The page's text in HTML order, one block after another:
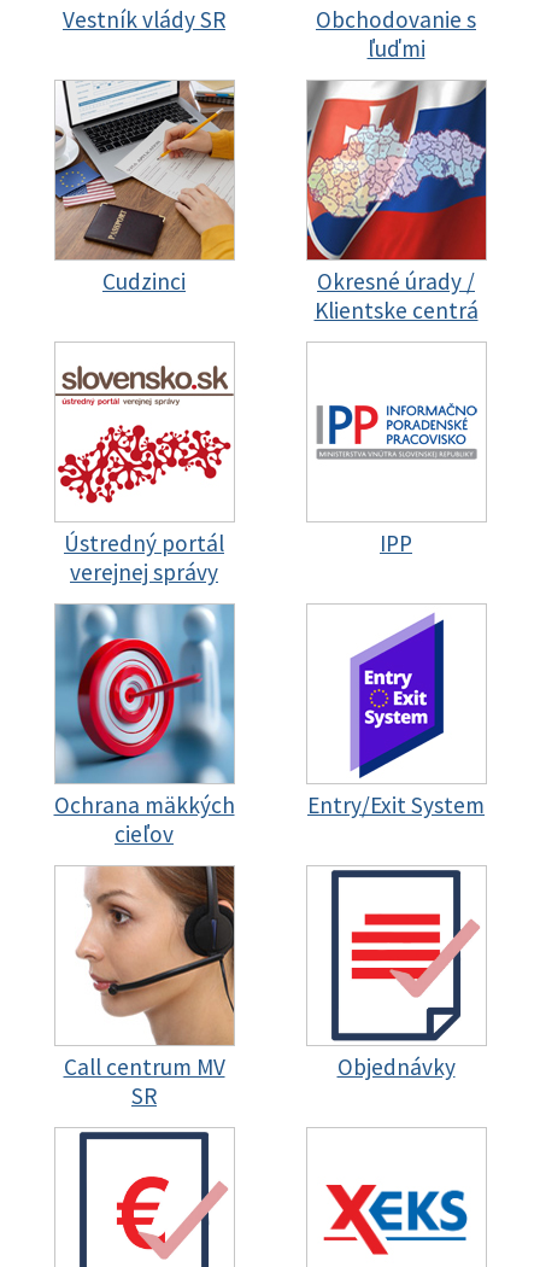
Vestník vlády SR
Obchodovanie s
ľuďmi
Cudzinci
Okresné úrady /
Klientske centrá
Ústredný portál
verejnej správy
IPP
Ochrana mäkkých
cieľov
Entry/Exit System
Call centrum MV
SR
Objednávky